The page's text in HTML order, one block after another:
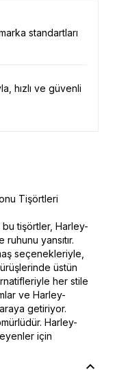
standartları
hızlı ve güvenli
Tişörtleri
tişörtler, Harley-
yansıtır.
seçenekleriyle,
üstün
her stile
ve Harley-
getiriyor.
Harley-
için